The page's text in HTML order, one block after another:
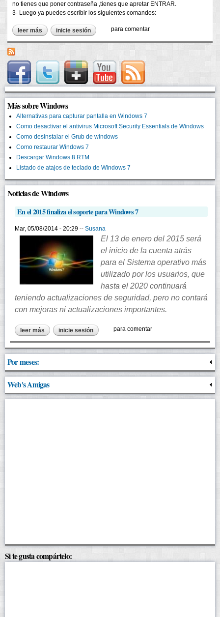
no tienes que poner contraseña ,tienes que apretar ENTRAR.
3- Luego ya puedes escribir los siguientes comandos:
leer más sobre como desinstalar el grub de windows
inicie sesión para comentar
Más sobre Windows
Alternativas para capturar pantalla en Windows 7
Como desactivar el antivirus Microsoft Security Essentials de Windows
Como desinstalar el Grub de windows
Como restaurar Windows 7
Descargar Windows 8 RTM
Listado de atajos de teclado de Windows 7
Noticias de Windows
En el 2015 finaliza el soporte para Windows 7
Mar, 05/08/2014 - 20:29 -- Susana
El 13 de enero del 2015 será
el inicio de la cuenta atrás
para el Sistema operativo más
utilizado por los usuarios, que
hasta el 2020 continuará
teniendo actualizaciones de seguridad, pero no contará
con mejoras ni actualizaciones importantes.
leer más sobre en el 2015 finaliza el soporte para windows 7
inicie sesión para comentar
Por meses:
Web's Amigas
Si te gusta compártelo: